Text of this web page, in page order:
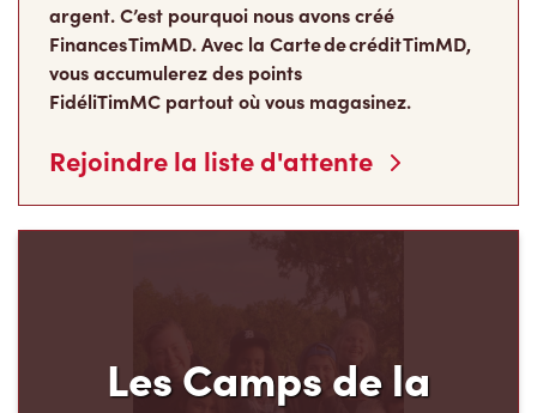
argent. C’est pourquoi nous avons créé
Finances TimMD. Avec la Carte de crédit TimMD,
vous accumulerez des points
FidéliTimMC partout où vous magasinez.
Rejoindre la liste d'attente
Les Camps de la